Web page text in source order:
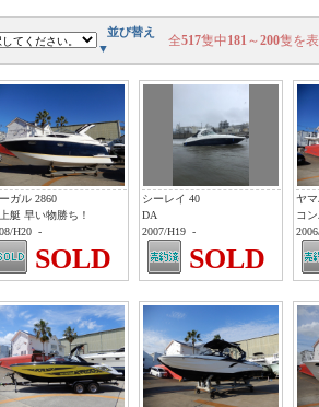
並び替え
▼
全517隻中181～200隻を
ガル 2860
艇 早い物勝ち！
H20 -
SOLD
シーレイ 40
DA
2007/H19 -
SOLD
ヤ
コ